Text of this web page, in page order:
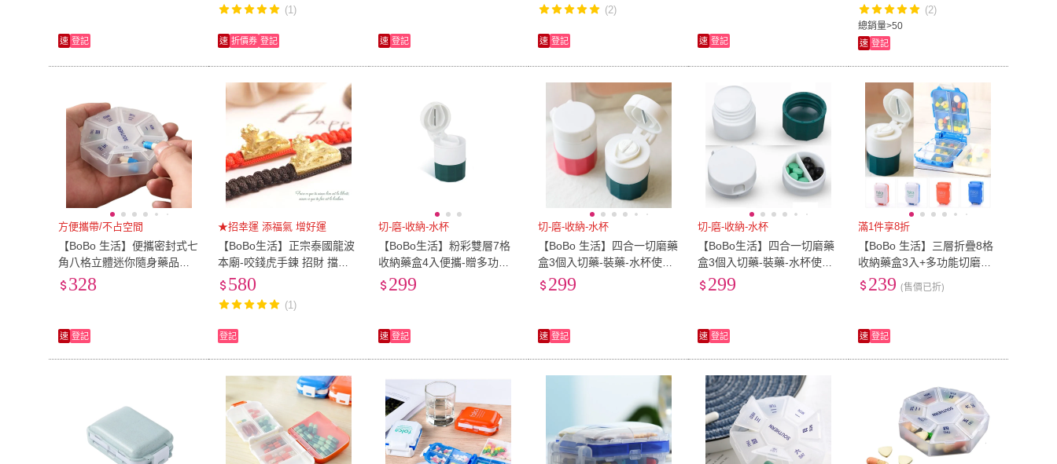
速 登記
(1)
速 折價券 登記 速 登記
(2)
速 登記 速 登記
總銷量>50
(2)
速 登記
方便攜帶/不占空間
【BoBo 生活】便攜密封式七
角八格立體迷你隨身藥品藥
丸收納小藥盒多功能飾品收
328
速 登記
★招幸運 添福氣 增好運
【BoBo生活】正宗泰國龍波
本廟-咬錢虎手鍊 招財 擋煞
防小人 經文手環(貔貅)
580
(1)
登記
切-磨-收納-水杯
【BoBo生活】粉彩雙層7格
收納藥盒4入便攜-贈多功能
切磨藥器(隨機色)
299
速 登記
切-磨-收納-水杯
【BoBo 生活】四合一切磨藥
盒3個入切藥-裝藥-水杯使用-
磨粉(隨機色)
299
速 登記
切-磨-收納-水杯
【BoBo生活】四合一切磨藥
盒3個入切藥-裝藥-水杯使用-
磨粉(隨機色)
299
速 登記
滿1件享8折
【BoBo 生活】三層折疊8格
收納藥盒3入+多功能切磨藥
器1入(隨機色)
239 (售價已折)
速 登記